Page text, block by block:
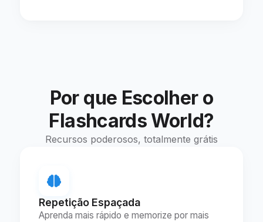
Por que Escolher o
Flashcards World?
Recursos poderosos, totalmente grátis
Repetição Espaçada
Aprenda mais rápido e memorize por mais